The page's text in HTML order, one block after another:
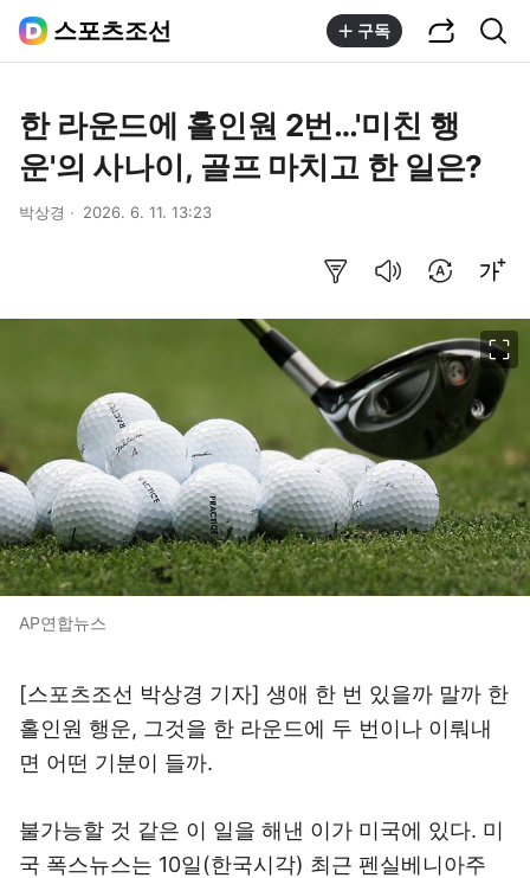
스포츠조선 구독
한 라운드에 홀인원 2번…'미친 행
운'의 사나이, 골프 마치고 한 일은?
박상경 2026. 6. 11. 13:23
AP연합뉴스
[스포츠조선 박상경 기자] 생애 한 번 있을까 말까 한
홀인원 행운, 그것을 한 라운드에 두 번이나 이뤄내
면 어떤 기분이 들까.
불가능할 것 같은 이 일을 해낸 이가 미국에 있다. 미
국 폭스뉴스는 10일(한국시각) 최근 펜실베니아주